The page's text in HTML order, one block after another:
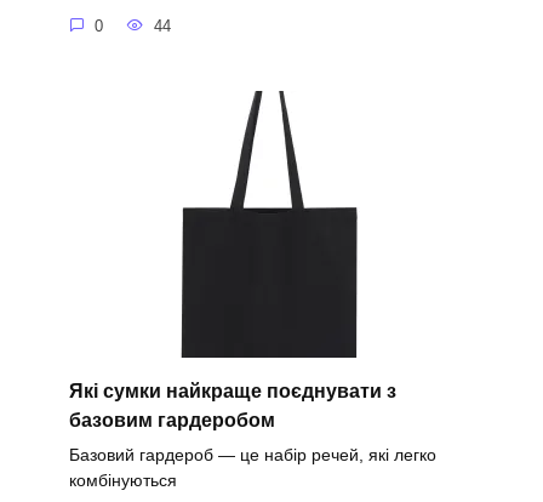
0 44
Які сумки найкраще поєднувати з
базовим гардеробом
Базовий гардероб — це набір речей, які легко
комбінуються